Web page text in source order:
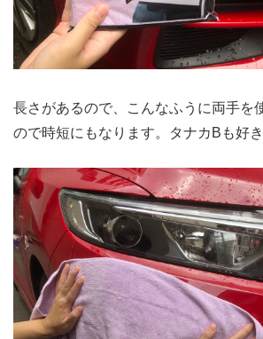
長さがあるので、こんなふうに両手を
ので時短にもなります。タナカBも好き